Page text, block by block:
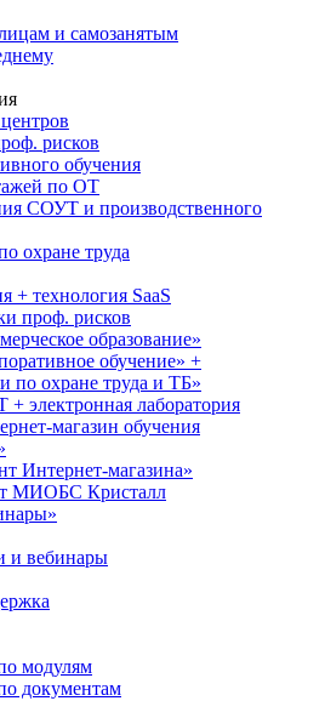
и самозанятым
рисков
обучения
по ОТ
СОУТ и производственного
охране труда
+ технология SaaS
проф. рисков
образование»
обучение» +
по охране труда и ТБ»
электронная лаборатория
магазин обучения
Интернет-магазина»
МИОБС Кристалл
и вебинары
модулям
документам